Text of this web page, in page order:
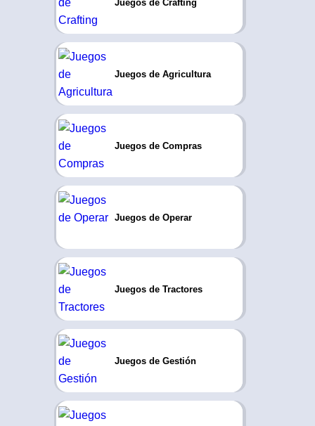
Juegos de Crafting
Juegos de Agricultura
Juegos de Compras
Juegos de Operar
Juegos de Tractores
Juegos de Gestión